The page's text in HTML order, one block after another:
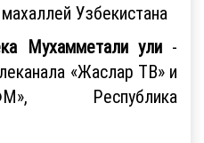
Узбекистана
Мухамметали ули-
«Жаслар ТВ» и
Республика